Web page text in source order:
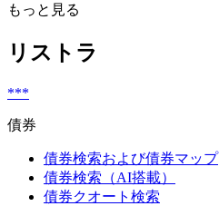
もっと見る
リストラ
***
債券
債券検索および債券マップ
債券検索（AI搭載）
債券クオート検索